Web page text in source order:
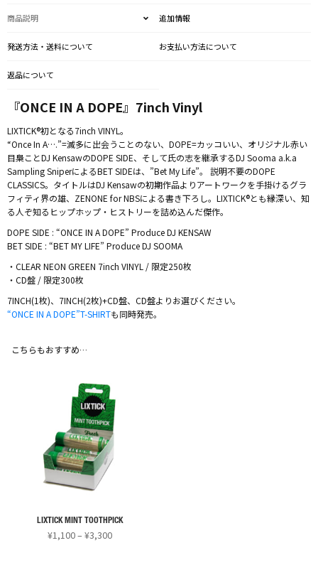
商品説明 追加情報
発送方法・送料について お支払い方法について
返品について
『ONCE IN A DOPE』7inch Vinyl
LIXTICK®初となる7inch VINYL。
“Once In A….”=滅多に出会うことのない、DOPE=カッコいい、オリジナル赤い
目梟ことDJ KensawのDOPE SIDE、そして氏の志を継承するDJ Sooma a.k.a
Sampling SniperによるBET SIDEは、”Bet My Life”。 説明不要のDOPE
CLASSICS。タイトルはDJ Kensawの初期作品よりアートワークを手掛けるグラ
フィティ界の雄、ZENONE for NBSによる書き下ろし。LIXTICK®とも縁深い、知
る人ぞ知るヒップホップ・ヒストリーを詰め込んだ傑作。
DOPE SIDE : “ONCE IN A DOPE” Produce DJ KENSAW
BET SIDE : “BET MY LIFE” Produce DJ SOOMA
・CLEAR NEON GREEN 7inch VINYL / 限定250枚
・CD盤 / 限定300枚
7INCH(1枚)、7INCH(2枚)+CD盤、CD盤よりお選びください。
“ONCE IN A DOPE”T-SHIRTも同時発売。
こちらもおすすめ…
LIXTICK MINT TOOTHPICK
¥1,100–¥3,300価